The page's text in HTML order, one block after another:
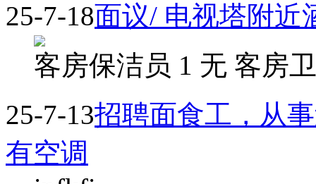
25-7-18面议/ 电视塔附近
客房保洁员 1 无 客房
25-7-13招聘面食工，从
有空调